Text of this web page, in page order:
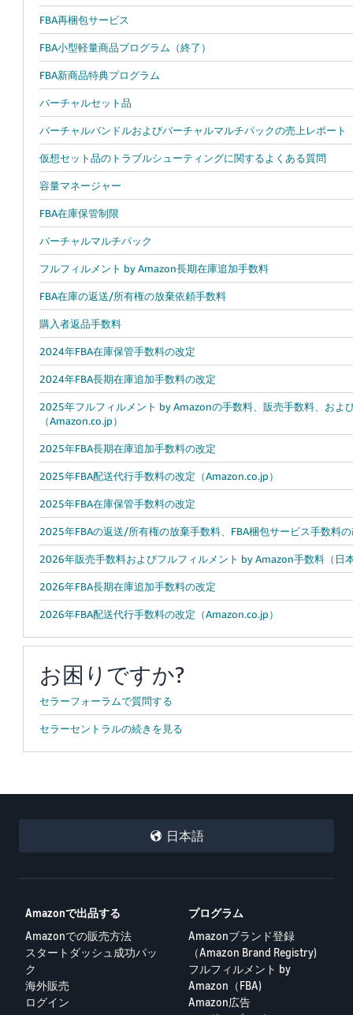
FBA再梱包サービス
FBA小型軽量商品プログラム（終了）
FBA新商品特典プログラム
バーチャルセット品
バーチャルバンドルおよびバーチャルマルチパックの売上レポート
仮想セット品のトラブルシューティングに関するよくある質問
容量マネージャー
FBA在庫保管制限
バーチャルマルチパック
フルフィルメント by Amazon長期在庫追加手数料
FBA在庫の返送/所有権の放棄依頼手数料
購入者返品手数料
2024年FBA在庫保管手数料の改定
2024年FBA長期在庫追加手数料の改定
2025年フルフィルメント by Amazonの手数料、販売手数料、およ
（Amazon.co.jp）
2025年FBA長期在庫追加手数料の改定
2025年FBA配送代行手数料の改定（Amazon.co.jp）
2025年FBA在庫保管手数料の改定
2025年FBAの返送/所有権の放棄手数料、FBA梱包サービス手数料
2026年販売手数料およびフルフィルメント by Amazon手数料（日
2026年FBA長期在庫追加手数料の改定
2026年FBA配送代行手数料の改定（Amazon.co.jp）
お困りですか?
セラーフォーラムで質問する
セラーセントラルの続きを見る
日本語
Amazonで出品する
Amazonでの販売方法
スタートダッシュ成功パッ
ク
海外販売
ログイン
プログラム
Amazonブランド登録
（Amazon Brand Registry)
フルフィルメント by
Amazon（FBA)
Amazon広告